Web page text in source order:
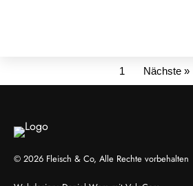
1 Nächste »
© 2026 Fleisch & Co, Alle Rechte vorbehalten